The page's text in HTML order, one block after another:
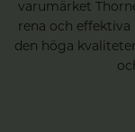
varumärket
rena och
den höga